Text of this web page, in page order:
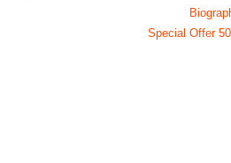
Special Offer